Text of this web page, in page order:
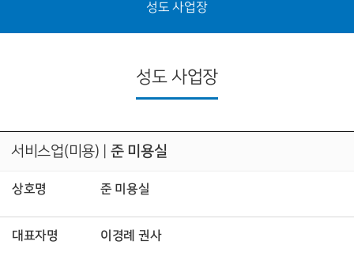
성도 사업장
성도 사업장
서비스업(미용) 준 미용실
상호명 준 미용실
대표자명 이경례 권사